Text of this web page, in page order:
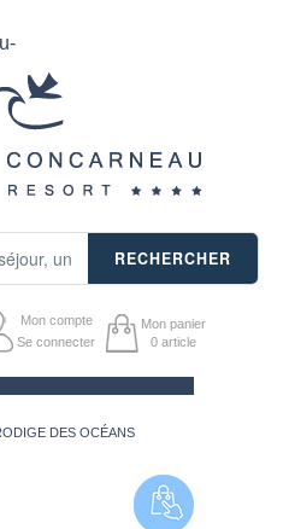
RECHERCHER
Mon compte
Se connecter
Mon panier
0 article
DES OCÉANS